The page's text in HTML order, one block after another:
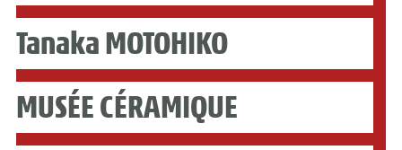
Tanaka MOTOHIKO
MUSÉE CÉRAMIQUE